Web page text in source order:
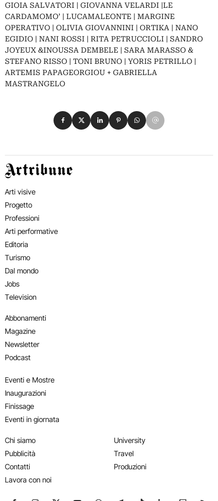
GIOIA SALVATORI | GIOVANNA VELARDI |LE
CARDAMOMO’ | LUCAMALEONTE | MARGINE
OPERATIVO | OLIVIA GIOVANNINI | ORTIKA | NANO
EGIDIO | NANI ROSSI | RITA PETRUCCIOLI | SANDRO
JOYEUX &INOUSSA DEMBELE | SARA MARASSO &
STEFANO RISSO | TONI BRUNO | YORIS PETRILLO |
ARTEMIS PAPAGEORGIOU + GABRIELLA
MASTRANGELO
Condividi su Facebook
Condividi su X
Condividi su LinkedIn
Condividi su Pinterest
Condividi su WhatsApp
Condividi su Email
Artribune
Arti visive
Progetto
Professioni
Arti performative
Editoria
Turismo
Dal mondo
Jobs
Television
Abbonamenti
Magazine
Newsletter
Podcast
Eventi e Mostre
Inaugurazioni
Finissage
Eventi in giornata
Chi siamo
Pubblicità
Contatti
Lavora con noi
University
Travel
Produzioni